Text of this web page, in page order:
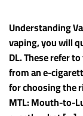
Understanding
vaping, you will
DL. These refer
from an e-
for choosing the
MTL: Mouth-to-